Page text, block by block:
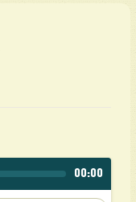
00:00